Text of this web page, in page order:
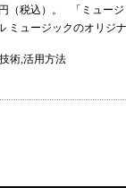
（税込）。 「ミュー
ミュージックのオリジ
術,活用方法